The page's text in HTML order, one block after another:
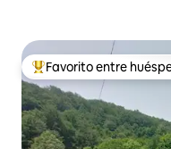
Favorito entre
Favorito entre